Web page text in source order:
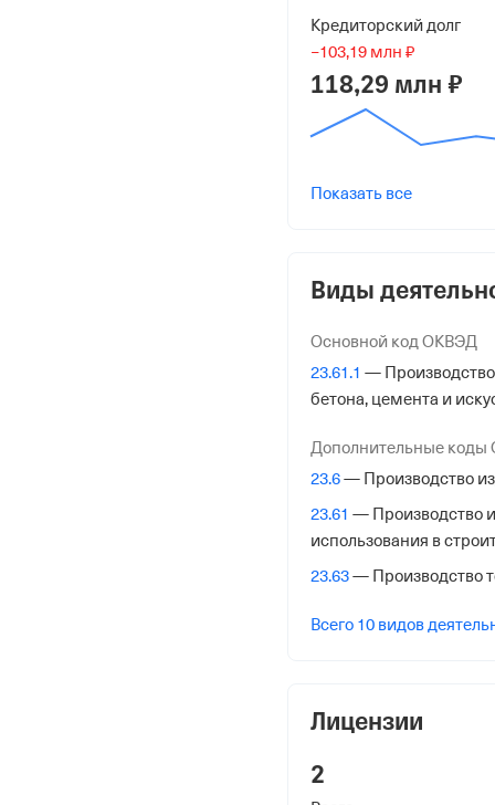
ИНН
5007060431
1075007004093
Регистрация
4 июля 2007
Налоговая
Межрайонная
Адрес налоговой
Регистрационный
Кредиторский долг
−103,19 млн ₽
118,29 млн ₽
Показать все
Виды
Основной код ОКВЭД
23.61.1 — Производство
бетона, цемента и
Дополнительные коды
23.6— Производство
23.61 — Производство
использования в
23.63— Производство
Всего 10 видов
Лицензии
2